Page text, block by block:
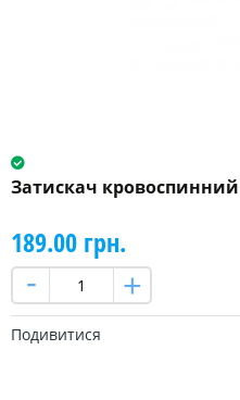
Затискач
189.00 грн.
Подивитися